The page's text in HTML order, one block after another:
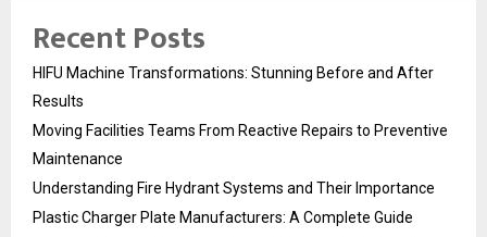
Recent Posts
HIFU Machine Transformations: Stunning Before and After
Results
Moving Facilities Teams From Reactive Repairs to Preventive
Maintenance
Understanding Fire Hydrant Systems and Their Importance
Plastic Charger Plate Manufacturers: A Complete Guide